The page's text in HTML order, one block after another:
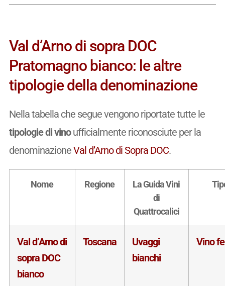
Val d’Arno di sopra DOC
Pratomagno bianco: le altre
tipologie della denominazione
Nella tabella che segue vengono riportate tutte le
tipologie di vinoufficialmente riconosciute per la
denominazioneVal d’Arno di Sopra DOC.
Nome Regione
La Guida Vini
di
Quattrocalici
Val d’Arno di
sopra DOC
bianco
Toscana
Uvaggi
bianchi
Vino